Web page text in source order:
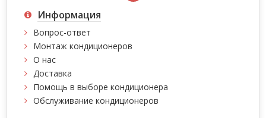
Информация
Вопрос-ответ
Монтаж кондиционеров
О нас
Доставка
Помощь в выборе кондиционера
Обслуживание кондиционеров